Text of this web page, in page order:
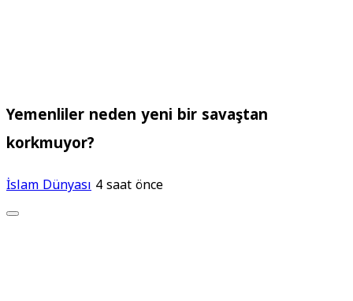
Yemenliler neden yeni bir savaştan
korkmuyor?
İslam Dünyası4 saat önce